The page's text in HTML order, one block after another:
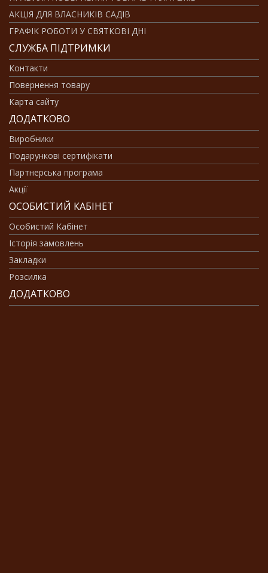
АКЦІЯ ДЛЯ ВЛАСНИКІВ САДІВ
ГРАФІК РОБОТИ У СВЯТКОВІ ДНІ
СЛУЖБА ПІДТРИМКИ
Контакти
Повернення товару
Карта сайту
ДОДАТКОВО
Виробники
Подарункові сертифікати
Партнерська програма
Акції
ОСОБИСТИЙ КАБІНЕТ
Особистий Кабінет
Історія замовлень
Закладки
Розсилка
ДОДАТКОВО